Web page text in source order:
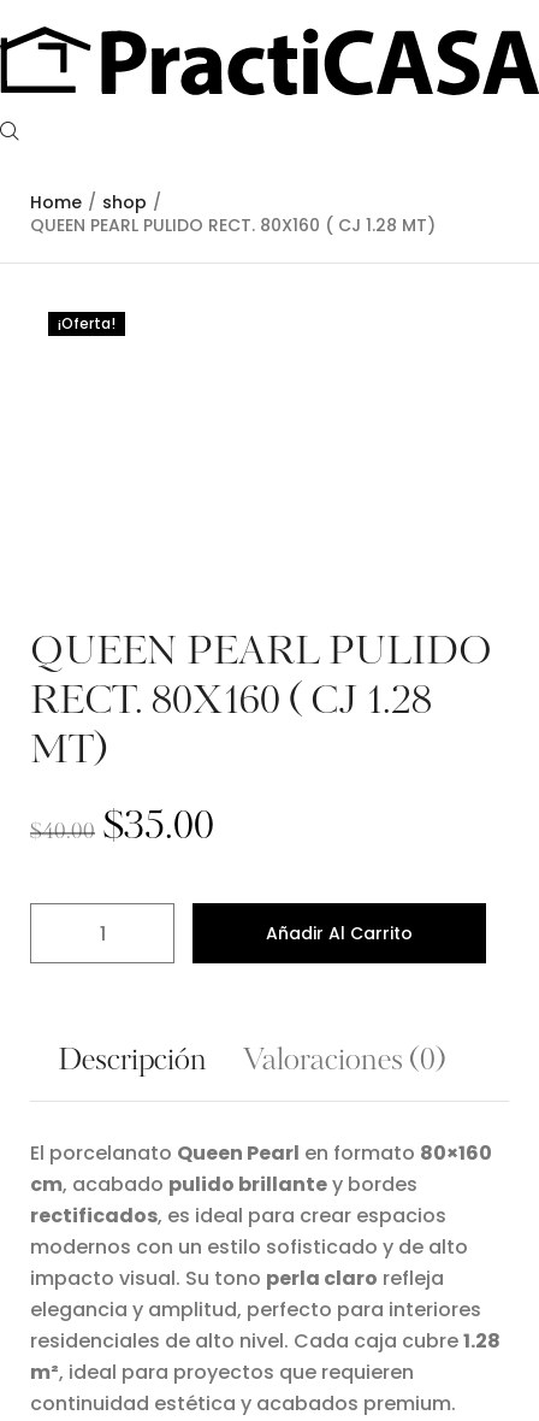
Home / shop /
QUEEN PEARL PULIDO RECT. 80X160 ( CJ 1.28 MT)
¡Oferta!
QUEEN PEARL PULIDO
RECT. 80X160 ( CJ 1.28
MT)
$40.00 $35.00
Añadir Al Carrito
Descripción Valoraciones (0)
El porcelanato Queen Pearl en formato 80×160
cm, acabado pulido brillantey bordes
rectificados, es ideal para crear espacios
modernos con un estilo sofisticado y de alto
impacto visual. Su tono perla claro refleja
elegancia y amplitud, perfecto para interiores
residenciales de alto nivel. Cada caja cubre1.28
m², ideal para proyectos que requieren
continuidad estética y acabados premium.